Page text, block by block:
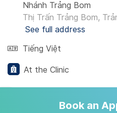
Nhánh Trảng Bom
Thị Trấn Trảng Bom,
See full address
Tiếng Việt
At the Clinic
Book an